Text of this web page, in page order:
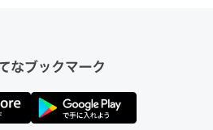
間とかの人が多いそうだけど、
た遠方の父67歳と僕。ITツール導入で
変化した｜tayorini by LIFULL介護